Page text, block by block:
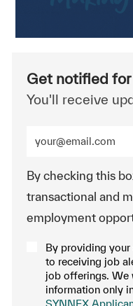
Get notified
You'll receive
By checking this
transactional and
employment
By providing your
to receiving job
job offerings. We
information only
SYNNEX